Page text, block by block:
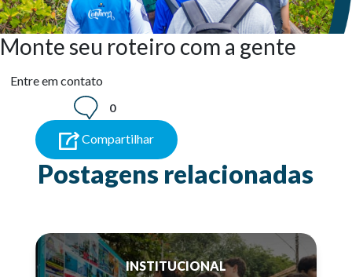
Monte seu roteiro com a gente
Entre em contato
0
Compartilhar
Postagens relacionadas
INSTITUCIONAL